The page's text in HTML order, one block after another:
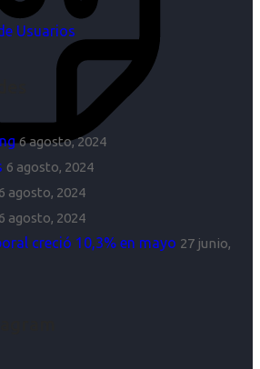
Usuarios
6 agosto, 2024
6 agosto, 2024
6 agosto, 2024
6 agosto, 2024
creció 10,3% en mayo 27 junio,